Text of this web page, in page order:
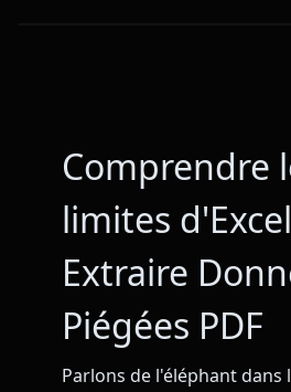
Comprendre
limites
Extraire
Piégées PDF
Parlons de l'éléphant dans